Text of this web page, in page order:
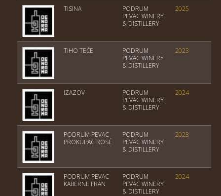
TISINA
PODRUM
PEVAC WINERY
& DISTILLERY
2025
TIHO TEČE
PODRUM
PEVAC WINERY
& DISTILLERY
2023
IZAZOV
PODRUM
PEVAC WINERY
& DISTILLERY
2024
PODRUM PEVAC
PROKUPAC ROSÉ
PODRUM
PEVAC WINERY
& DISTILLERY
2023
PODRUM PEVAC
KABERNE FRAN
PODRUM
PEVAC WINERY
& DISTILLERY
2024